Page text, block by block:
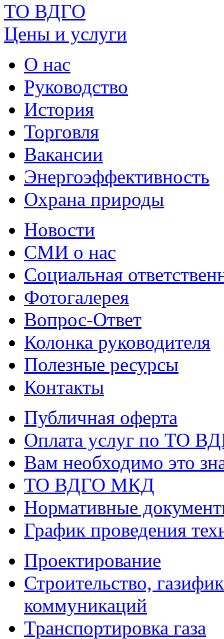
TO ВДГО
Цены и услуги
О нас
Руководство
История
Торговля
Вакансии
Энергоэффективность
Охрана природы
Новости
СМИ о нас
Социальная
Фотогалерея
Вопрос-Ответ
Колонка руководителя
Полезные ресурсы
Контакты
Публичная оферта
Оплата услуг по ТО
Вам необходимо это
ТО ВДГО МКД
Нормативные
График проведения
Проектирование
Строительство,
коммуникаций
Транспортировка газа